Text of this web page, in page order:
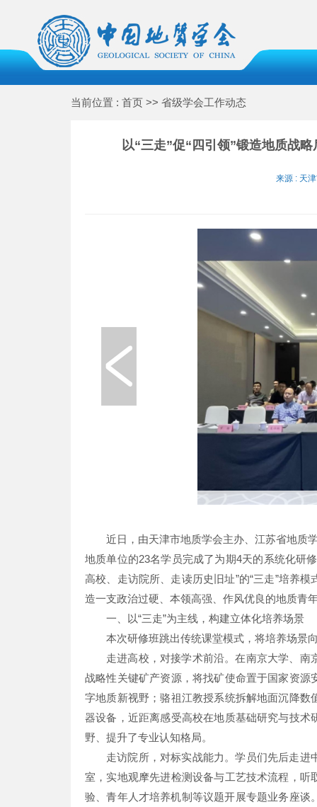
当前位置 : 首页 >> 省级学会工作动态
以“三走”促“四引领”锻造地质战
来源 : 天
近日，由天津市地质学会主办、江苏省地质
地质单位的23名学员完成了为期4天的系统化研
高校、走访院所、走读历史旧址”的“三走”培养
造一支政治过硬、本领高强、作风优良的地质青
一、以“三走”为主线，构建立体化培养场景
本次研修班跳出传统课堂模式，将培养场景
走进高校，对接学术前沿。在南京大学、
战略性关键矿产资源，将找矿使命置于国家资
字地质新视野；骆祖江教授系统拆解地面沉降
器设备，近距离感受高校在地质基础研究与技
野、提升了专业认知格局。
走访院所，对标实战能力。学员们先后走
室，实地观摩先进检测设备与工艺技术流程，
验、青年人才培养机制等议题开展专题业务座谈